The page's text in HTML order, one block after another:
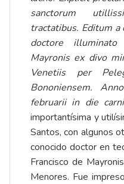
sanctorum
tractatibus. Editum
doctore
Mayronis ex divo
Venetiis per
Bononiensem.
februarii in die
importantísima y
Santos, con algunos
conocido doctor en
Francisco de
Menores. Fue